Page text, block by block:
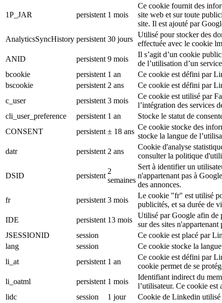
1P_JAR persistent 1 mois
Ce cookie fournit des
site web et sur toute
site. Il est ajouté par
AnalyticsSyncHistory persistent 30 jours
Utilisé pour stocker des
effectuée avec le cookie
ANID
persistent 9 mois
Il s’agit d’un cookie
de l’utilisation d’un
bcookie
persistent 1 an
Ce cookie est défini par
bscookie
persistent 2 ans
Ce cookie est défini par
c_user
persistent 3 mois
Ce cookie est utilisé par
l’intégration des services
cli_user_preference
persistent 1 an
Stocke le statut de
CONSENT
persistent ± 18 ans
Ce cookie stocke des
stocke la langue de
datr
persistent 2 ans
Cookie d'analyse
consulter la politique
DSID persistent
2
semaines
Sert à identifier un
n'appartenant pas à
des annonces.
fr
persistent 3 mois
Le cookie "fr" est utilisé
publicités, et sa durée de
IDE
persistent 13 mois
Utilisé par Google afin de
sur des sites n'appartenant
JSESSIONID
session
Ce cookie est placé par
lang
session
Ce cookie stocke la
li_at
persistent 1 an
Ce cookie est défini par
cookie permet de se
li_oatml
persistent 1 mois
Identifiant indirect du
l’utilisateur. Ce cookie
lidc
session 1 jour
Cookie de Linkedin utilisé